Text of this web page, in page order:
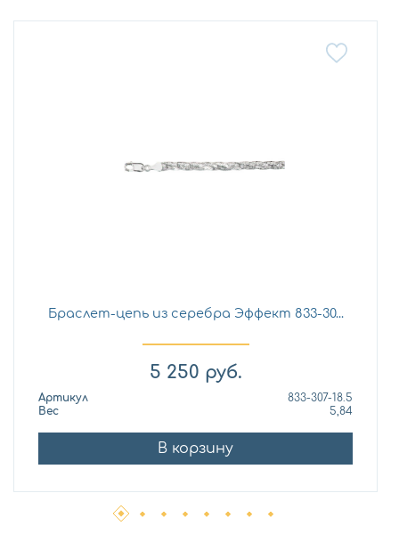
Браслет-цепь из серебра Эффект 833-30...
5 250 руб.
Артикул
833-307-18.5
Вес
5,84
В корзину